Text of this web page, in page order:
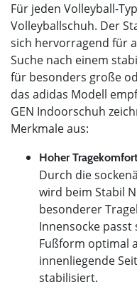
Für jeden Volleyball-
Volleyballschuh. Der
sich hervorragend für
Suche nach einem
für besonders große
das adidas Modell
GEN Indoorschuh
Merkmale aus:
Hoher
Durch die
wird beim Stabil
besonderer
Innensocke
Fußform optimal
innenliegende
stabilisiert.